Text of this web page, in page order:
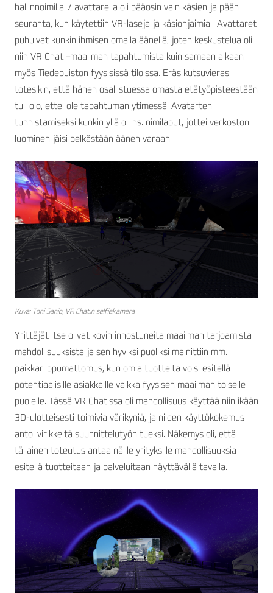
hallinnoimilla 7 avattarella oli pääosin vain käsien ja pään
seuranta, kun käytettiin VR-laseja ja käsiohjaimia. Avattaret
puhuivat kunkin ihmisen omalla äänellä, joten keskustelua oli
niin VR Chat –maailman tapahtumista kuin samaan aikaan
myös Tiedepuiston fyysisissä tiloissa. Eräs kutsuvieras
totesikin, että hänen osallistuessa omasta etätyöpisteestään
tuli olo, ettei ole tapahtuman ytimessä. Avatarten
tunnistamiseksi kunkin yllä oli ns. nimilaput, jottei verkoston
luominen jäisi pelkästään äänen varaan.
Kuva: Toni Sanio, VR Chat:n selfiekamera
Yrittäjät itse olivat kovin innostuneita maailman tarjoamista
mahdollisuuksista ja sen hyviksi puoliksi mainittiin mm.
paikkariippumattomus, kun omia tuotteita voisi esitellä
potentiaalisille asiakkaille vaikka fyysisen maailman toiselle
puolelle. Tässä VR Chat:ssa oli mahdollisuus käyttää niin ikään
3D-ulotteisesti toimivia värikyniä, ja niiden käyttökokemus
antoi virikkeitä suunnittelutyön tueksi. Näkemys oli, että
tällainen toteutus antaa näille yrityksille mahdollisuuksia
esitellä tuotteitaan ja palveluitaan näyttävällä tavalla.